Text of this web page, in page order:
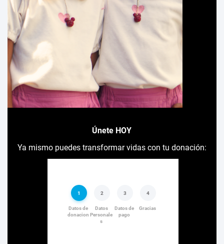
Únete HOY
Ya mismo puedes transformar vidas con tu donación: